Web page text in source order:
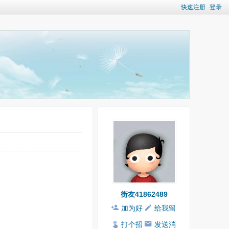
快速注册 登录
街友41862489
加为好
友
给我留
言
打个招 发送消